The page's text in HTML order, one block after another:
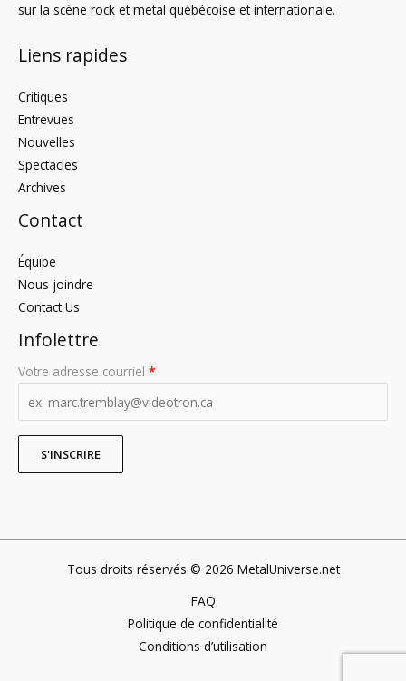
sur la scène rock et metal québécoise et internationale.
Liens rapides
Critiques
Entrevues
Nouvelles
Spectacles
Archives
Contact
Équipe
Nous joindre
Contact Us
Infolettre
Votre adresse courriel *
Tous droits réservés © 2026 MetalUniverse.net
FAQ
Politique de confidentialité
Conditions d’utilisation